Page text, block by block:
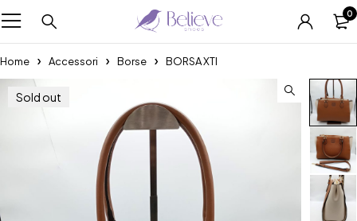
0
Home Accessori Borse BORSA XTI
Sold out